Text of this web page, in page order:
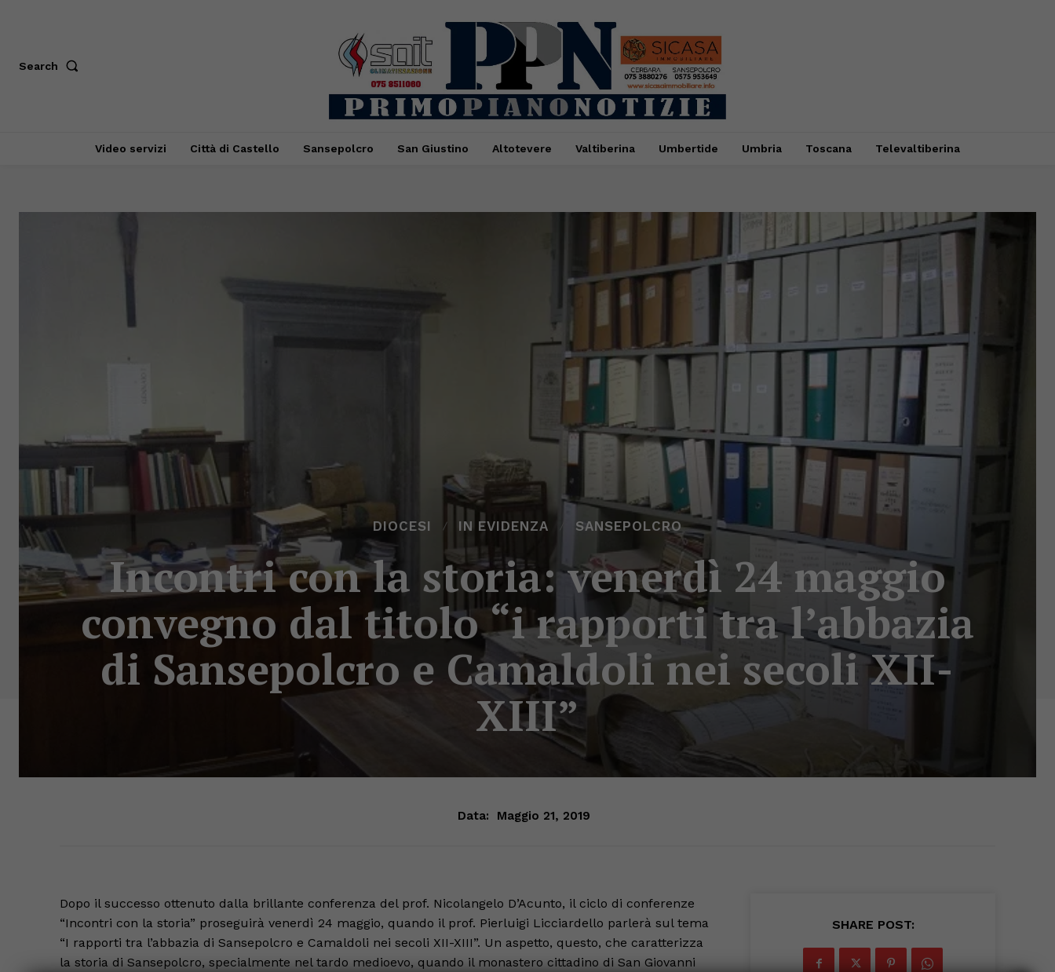
Search
Video servizi Città di Castello Sansepolcro San Giustino Altotevere Valtiberina Umbertide Umbria Toscana Televaltiberina
DIOCESI IN EVIDENZA SANSEPOLCRO
Incontri con la storia: venerdì 24 maggio
convegno dal titolo “i rapporti tra l’abbazia
di Sansepolcro e Camaldoli nei secoli XII-
XIII”
Data: Maggio 21, 2019
Dopo il successo ottenuto dalla brillante conferenza del prof. Nicolangelo D’Acunto, il ciclo di conferenze
“Incontri con la storia” proseguirà venerdì 24 maggio, quando il prof. Pierluigi Licciardello parlerà sul tema
“I rapporti tra l’abbazia di Sansepolcro e Camaldoli nei secoli XII-XIII”. Un aspetto, questo, che caratterizza
la storia di Sansepolcro, specialmente nel tardo medioevo, quando il monastero cittadino di San Giovanni
SHARE POST: